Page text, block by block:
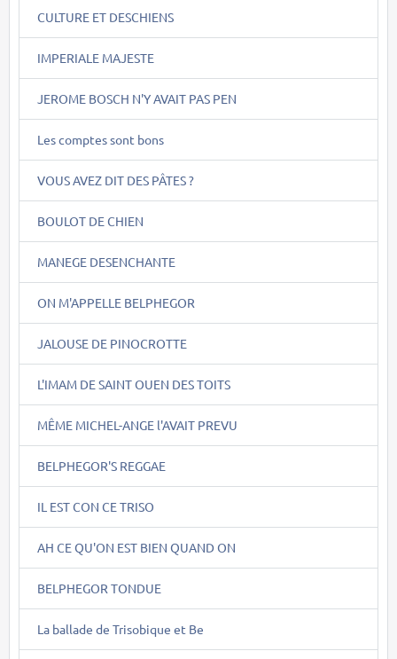
CULTURE ET DESCHIENS
IMPERIALE MAJESTE
JEROME BOSCH N'Y AVAIT PAS PEN
Les comptes sont bons
VOUS AVEZ DIT DES PÂTES ?
BOULOT DE CHIEN
MANEGE DESENCHANTE
ON M'APPELLE BELPHEGOR
JALOUSE DE PINOCROTTE
L'IMAM DE SAINT OUEN DES TOITS
MÊME MICHEL-ANGE l'AVAIT PREVU
BELPHEGOR'S REGGAE
IL EST CON CE TRISO
AH CE QU'ON EST BIEN QUAND ON
BELPHEGOR TONDUE
La ballade de Trisobique et Be